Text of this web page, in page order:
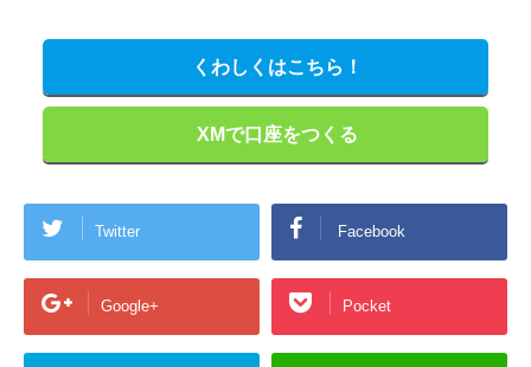
くわしくはこちら！
XMで口座をつくる
Twitter Facebook
Google+ Pocket